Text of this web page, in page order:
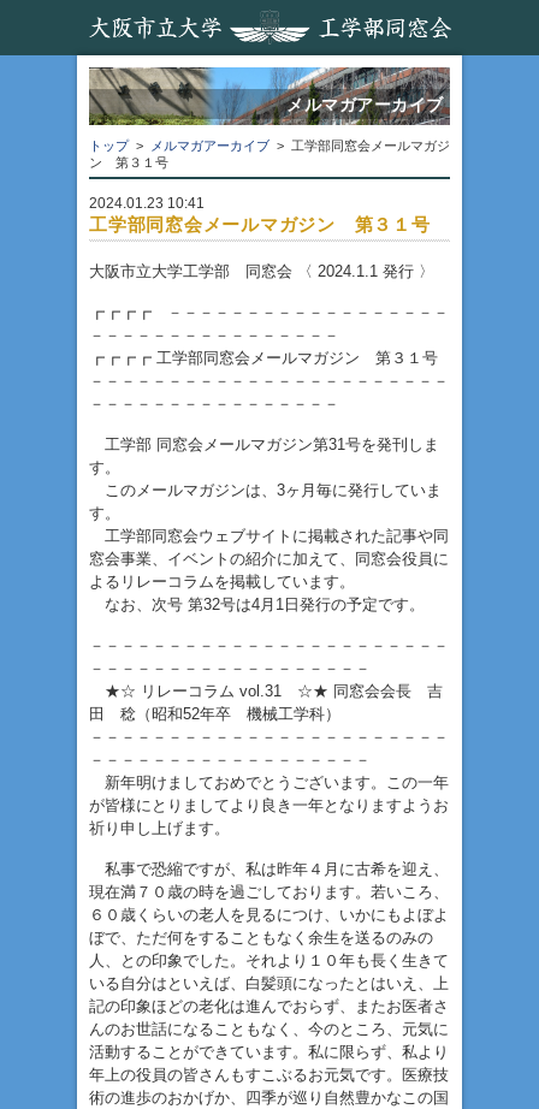
メルマガアーカイブ
トップ > メルマガアーカイブ > 工学部同窓会メールマガジ
ン 第３１号
2024.01.23 10:41
工学部同窓会メールマガジン 第３１号
大阪市立大学工学部 同窓会 〈 2024.1.1 発行 〉
┏┏┏┏ －－－－－－－－－－－－－－－－－－
－－－－－－－－－－－－－－－－
┏┏┏┏ 工学部同窓会メールマガジン 第３１号
－－－－－－－－－－－－－－－－－－－－－－－
－－－－－－－－－－－－－－－－
工学部 同窓会メールマガジン第31号を発刊しま
す。
このメールマガジンは、3ヶ月毎に発行していま
す。
工学部同窓会ウェブサイトに掲載された記事や同
窓会事業、イベントの紹介に加えて、同窓会役員に
よるリレーコラムを掲載しています。
なお、次号 第32号は4月1日発行の予定です。
－－－－－－－－－－－－－－－－－－－－－－－
－－－－－－－－－－－－－－－－－－
★☆ リレーコラム vol.31 ☆★ 同窓会会長 吉
田 稔（昭和52年卒 機械工学科）
－－－－－－－－－－－－－－－－－－－－－－－
－－－－－－－－－－－－－－－－－－
新年明けましておめでとうございます。この一年
が皆様にとりましてより良き一年となりますようお
祈り申し上げます。
私事で恐縮ですが、私は昨年４月に古希を迎え、
現在満７０歳の時を過ごしております。若いころ、
６０歳くらいの老人を見るにつけ、いかにもよぼよ
ぼで、ただ何をすることもなく余生を送るのみの
人、との印象でした。それより１０年も長く生きて
いる自分はといえば、白髪頭になったとはいえ、上
記の印象ほどの老化は進んでおらず、またお医者さ
んのお世話になることもなく、今のところ、元気に
活動することができています。私に限らず、私より
年上の役員の皆さんもすこぶるお元気です。医療技
術の進歩のおかげか、四季が巡り自然豊かなこの国